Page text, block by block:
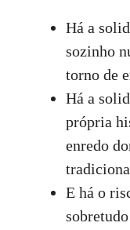
Há a
sozinho
torno de
Há a
própria
enredo
E há o